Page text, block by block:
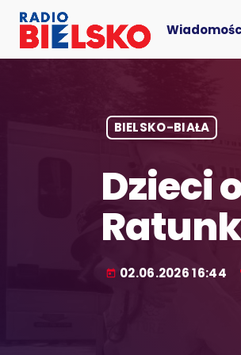
BIELSKO-BIAŁA
Dzieci
today 02.06.2026 16:44